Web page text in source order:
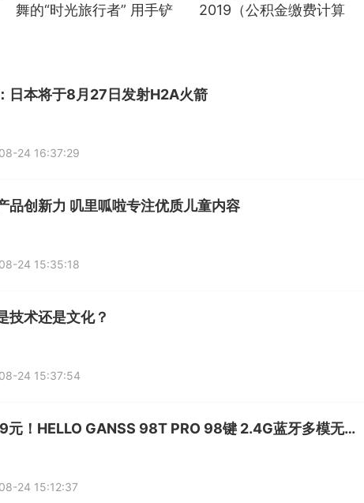
舞的“时光旅行者” 用手铲
2019（公积金缴费计算
日本将于8月27日发射H2A火箭
24 16:37:29
品创新力 叽里呱啦专注优质儿童内容
24 15:35:18
技术还是文化？
24 15:37:54
仅299元！HELLO GANSS 98T PRO 98键 2.4G蓝牙多模无线机械键盘
24 15:12:37